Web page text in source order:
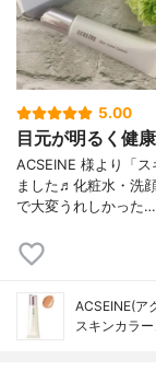
5.00
目元が明るく健
ACSEINE 様より「
ました♬化粧水・洗
で大変うれしかった…
ACSEINE(ア
スキンカラ